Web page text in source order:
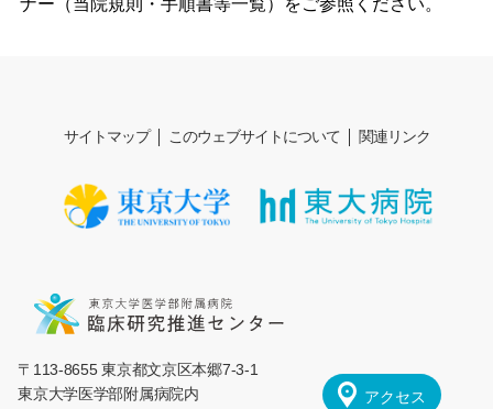
ナー（当院規則・手順書等一覧）をご参照ください。
サイトマップ このウェブサイトについて 関連リンク
〒113-8655 東京都文京区本郷7-3-1
東京大学医学部附属病院内
アクセス